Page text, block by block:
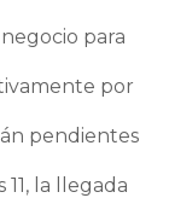
para
por
pendientes
la llegada